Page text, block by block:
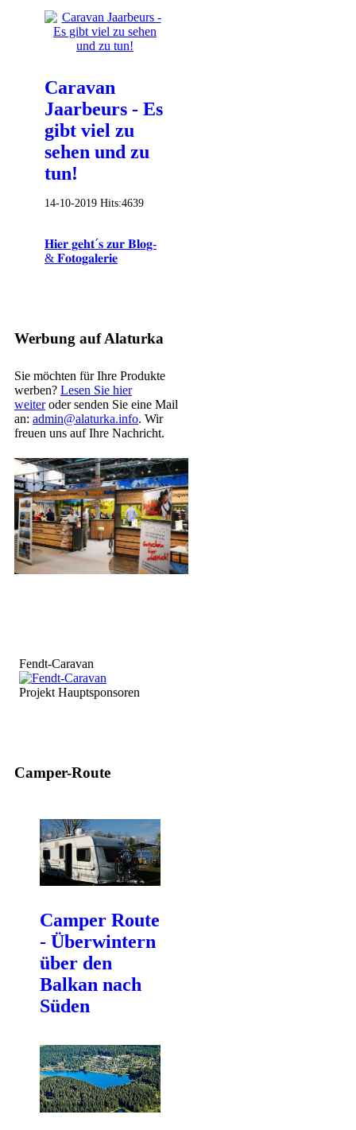
Caravan
Jaarbeurs - Es
gibt viel zu
sehen und zu
tun!
14-10-2019 Hits:4639
𝐇𝐢𝐞𝐫 𝐠𝐞𝐡𝐭´𝐬 𝐳𝐮𝐫 𝐁𝐥𝐨𝐠-
& 𝐅𝐨𝐭𝐨𝐠𝐚𝐥𝐞𝐫𝐢𝐞
Werbung auf Alaturka
Sie möchten für Ihre Produkte
werben? Lesen Sie hier
weiteroder senden Sie eine Mail
an: admin@alaturka.info. Wir
freuen uns auf Ihre Nachricht.
Fendt-Caravan
Projekt Hauptsponsoren
Camper-Route
Camper Route
- Überwintern
über den
Balkan nach
Süden